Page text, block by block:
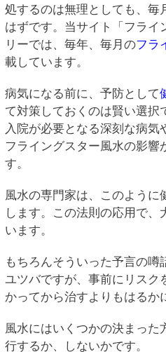
処するのは無理としても、毎
はずです。当サイト「フライ
リーでは、毎年、毎月のフラ
載しています。
病気になる前に、予防として
て対策しておくのは賢い選択
入院が必要となる深刻な病気
フライングスター風水の影響
す。
風水の専門家は、このように
します。この法則の応用で、
います。
もちろんそういった予言の噂
ユツバですが、事前にリスク
かってから治すよりもはるか
風水にはいくつかの決まった
行するか、しないかです。